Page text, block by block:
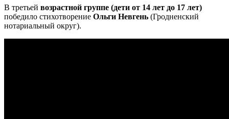
В третьей возрастной группе (дети от 14 лет до 17 лет)
победило стихотворение Ольги Невгень (Гродненский
нотариальный округ).